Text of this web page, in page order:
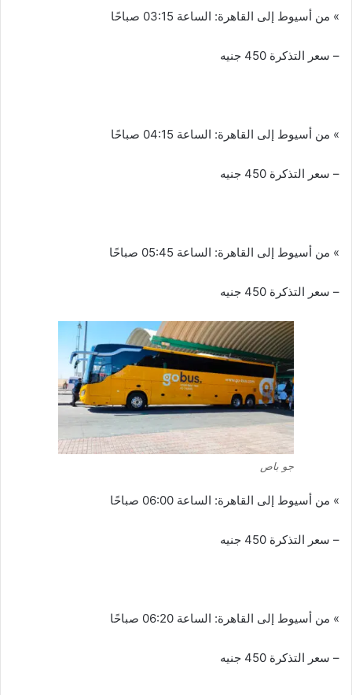
» من أسيوط إلى القاهرة: الساعة 03:15 صباحًا
– سعر التذكرة 450 جنيه
» من أسيوط إلى القاهرة: الساعة 04:15 صباحًا
– سعر التذكرة 450 جنيه
» من أسيوط إلى القاهرة: الساعة 05:45 صباحًا
– سعر التذكرة 450 جنيه
جو باص
» من أسيوط إلى القاهرة: الساعة 06:00 صباحًا
– سعر التذكرة 450 جنيه
» من أسيوط إلى القاهرة: الساعة 06:20 صباحًا
– سعر التذكرة 450 جنيه